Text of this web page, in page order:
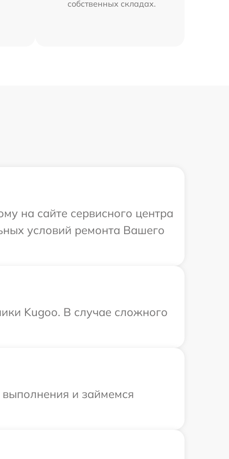
собственных складах.
на сайте сервисного центра
условий ремонта Вашего
Kugoo. В случае сложного
и займемся